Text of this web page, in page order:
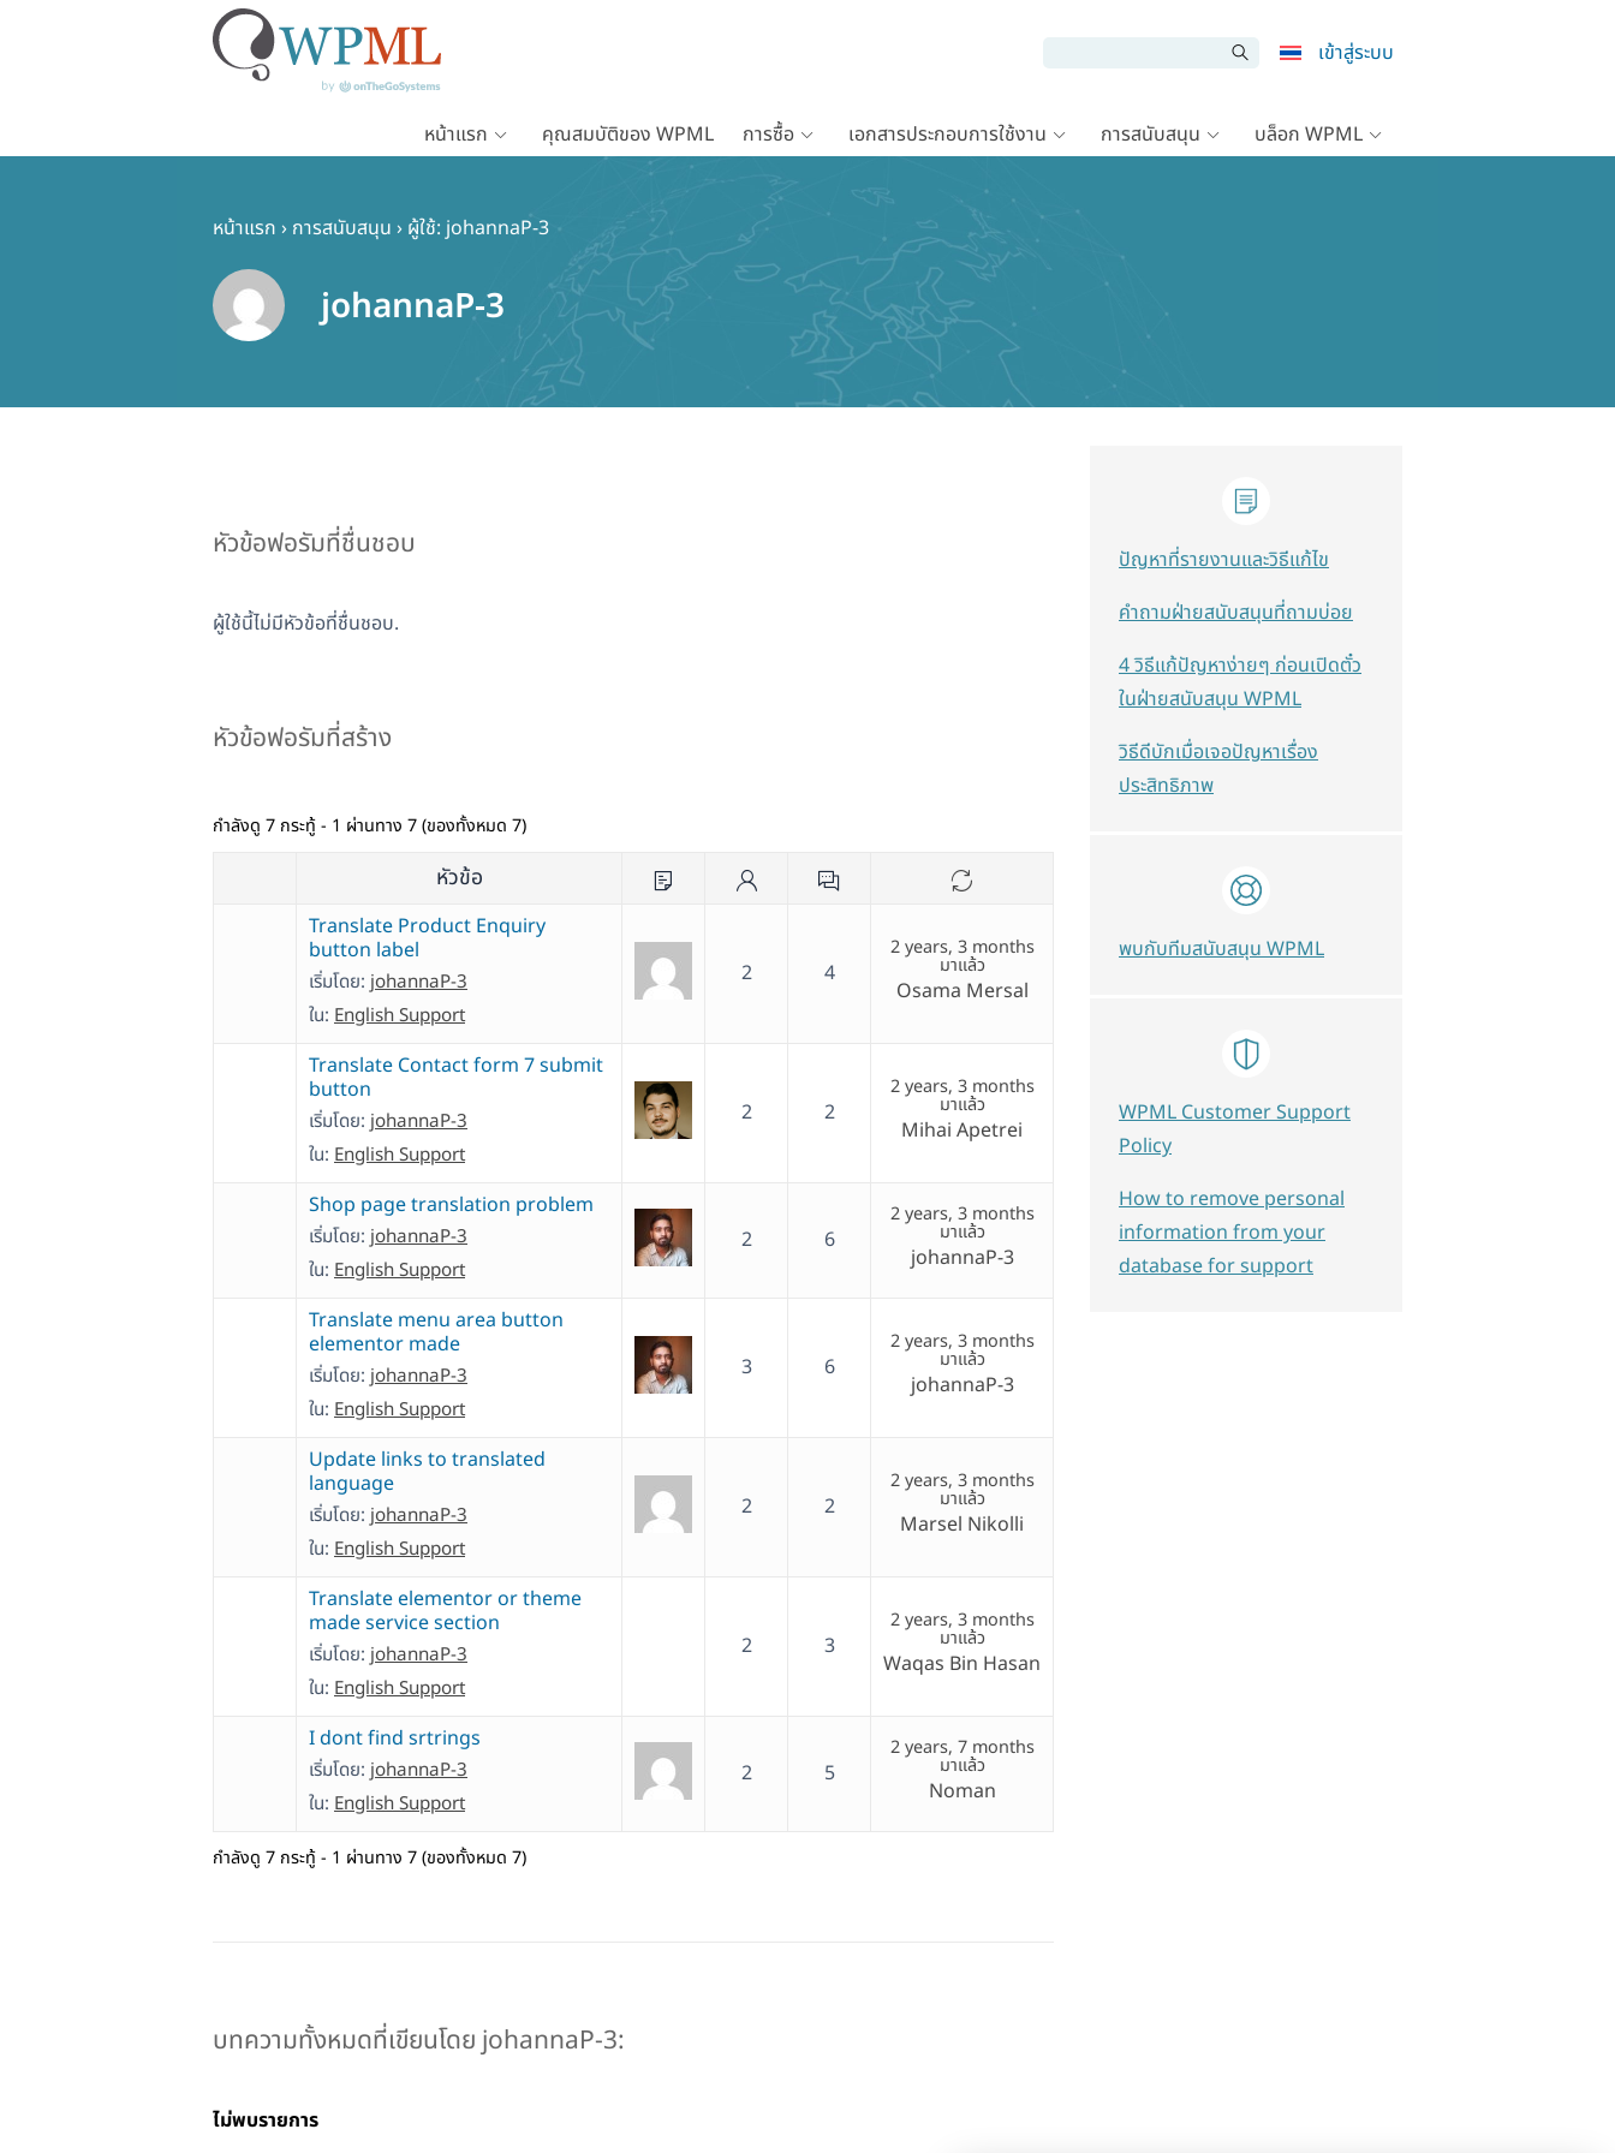
เข้าสู่ระบบ
หน้าแรก คุณสมบัติของ WPML การซื้อ เอกสารประกอบการใช้งาน การสนับสนุน บล็อก WPML
หน้าแรก › การสนับสนุน › ผู้ใช้: johannaP-3
johannaP-3
หัวข้อฟอรัมที่ชื่นชอบ
ผู้ใช้นี้ไม่มีหัวข้อที่ชื่นชอบ.
หัวข้อฟอรัมที่สร้าง
กำลังดู 7 กระทู้ - 1 ผ่านทาง 7 (ของทั้งหมด 7)
หัวข้อ
Translate Product Enquiry
button label
เริ่มโดย: johannaP-3
ใน: English Support
2 4
2 years, 3 months
มาแล้ว
Osama Mersal
Translate Contact form 7 submit
button
เริ่มโดย: johannaP-3
ใน: English Support
2 2
2 years, 3 months
มาแล้ว
Mihai Apetrei
Shop page translation problem
เริ่มโดย: johannaP-3
ใน: English Support
2 6
2 years, 3 months
มาแล้ว
johannaP-3
Translate menu area button
elementor made
เริ่มโดย: johannaP-3
ใน: English Support
3 6
2 years, 3 months
มาแล้ว
johannaP-3
Update links to translated
language
เริ่มโดย: johannaP-3
ใน: English Support
2 2
2 years, 3 months
มาแล้ว
Marsel Nikolli
Translate elementor or theme
made service section
เริ่มโดย: johannaP-3
ใน: English Support
2 3
2 years, 3 months
มาแล้ว
Waqas Bin Hasan
I dont find srtrings
เริ่มโดย: johannaP-3
ใน: English Support
2 5
2 years, 7 months
มาแล้ว
Noman
กำลังดู 7 กระทู้ - 1 ผ่านทาง 7 (ของทั้งหมด 7)
บทความทั้งหมดที่เขียนโดย johannaP-3:
ไม่พบรายการ
ปัญหาที่รายงานและวิธีแก้ไข
คำถามฝ่ายสนับสนุนที่ถามบ่อย
4 วิธีแก้ปัญหาง่ายๆ ก่อนเปิดตั๋ว
ในฝ่ายสนับสนุน WPML
วิธีดีบักเมื่อเจอปัญหาเรื่อง
ประสิทธิภาพ
พบกับทีมสนับสนุน WPML
WPML Customer Support
Policy
How to remove personal
information from your
database for support